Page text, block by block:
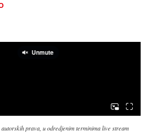
prava, u odredjenim terminima live stream